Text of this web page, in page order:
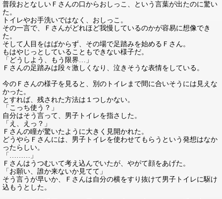
普段おとなしいＦさんの口からおしっこ、という言葉が出たのに驚い
た。
トイレやお手洗いではなく、おしっこ。
その一言で、Ｆさんがどれほど我慢しているのかが容易に想像でき
た。
そして人目をはばからず、その場で足踏みを始めるＦさん。
もはやじっとしていることもできない様子だ。
「どうしよう、もう限界…」
Ｆさんの足踏みは段々激しくなり、泣きそうな表情をしている。
今のＦさんの様子を見ると、別のトイレまで間に合いそうには見えな
かった。
とすれば、残された方法は１つしかない。
「こっち使う？」
自分はそう言って、男子トイレを指さした。
「え、えっ？」
Ｆさんの瞳が驚いたように大きく見開かれた。
どうやらＦさんには、男子トイレを使わせてもらうという発想はなか
ったらしい。
「………」
Ｆさんはうつむいて考え込んでいたが、やがて顔をあげた。
「お願い、誰か来ないか見てて」
そう言うが早いか、Ｆさんは自分の横をすり抜けて男子トイレに駆け
込もうとした。